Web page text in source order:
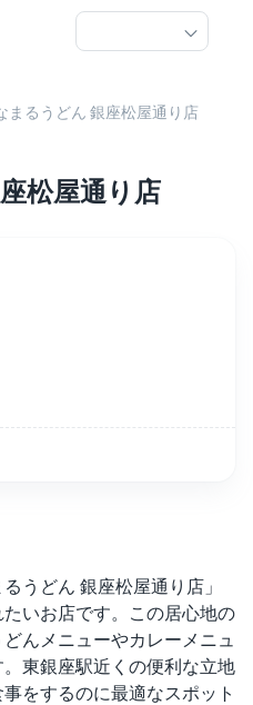
まるうどん 銀座松屋通り店
松屋通り店
うどん 銀座松屋通り店」
いお店です。この居心地の
んメニューやカレーメニュ
東銀座駅近くの便利な立地
をするのに最適なスポット